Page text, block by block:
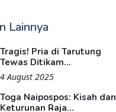
Lainnya
Tragis! Pria di Tarutung
Tewas Ditikam...
4 August 2025
Toga Naipospos: Kisah dan
Keturunan Raja...